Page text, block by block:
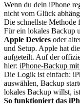
Wenn du dein iPhone
nicht vom Glück
Die schnellste
Für ein lokales Backup
Apple Devices oder
und Setup. Apple hat
aufgeteilt. Auf der
hier: iPhone-Backup
Die Logik ist einfach:
auswählen, Backup
lokales Backup willst,
So funktioniert das